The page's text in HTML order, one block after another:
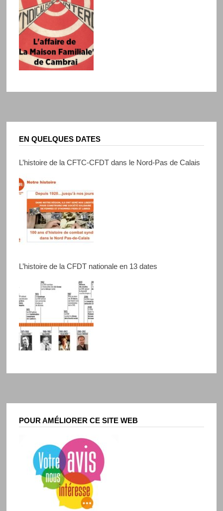
EN QUELQUES DATES
L’histoire de la CFTC-CFDT dans le Nord-Pas de Calais
L’histoire de la CFDT nationale en 13 dates
POUR AMÉLIORER CE SITE WEB